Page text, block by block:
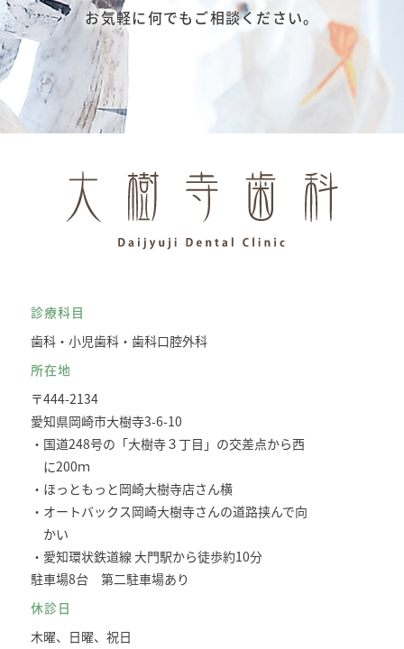
お気軽に何でもご相談ください。
診療科目
歯科・小児歯科・歯科口腔外科
所在地
〒444-2134
愛知県岡崎市大樹寺3-6-10
・国道248号の「大樹寺３丁目」の交差点から西
に200ｍ
・ほっともっと岡崎大樹寺店さん横
・オートバックス岡崎大樹寺さんの道路挟んで向
かい
・愛知環状鉄道線 大門駅から徒歩約10分
駐車場8台 第二駐車場あり
休診日
木曜、日曜、祝日